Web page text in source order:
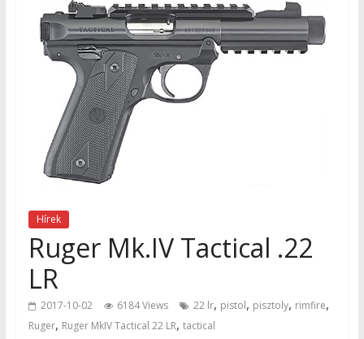
Hírek
Ruger Mk.IV Tactical .22
LR
2017-10-02 6184 Views 22 lr, pistol, pisztoly, rimfire,
Ruger, Ruger MkIV Tactical 22 LR, tactical